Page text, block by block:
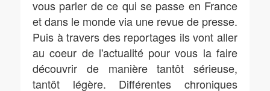
vous parler de ce qui se passe en France
et dans le monde via une revue de presse.
Puis à travers des reportages ils vont aller
au coeur de l'actualité pour vous la faire
découvrir de manière tantôt sérieuse,
tantôt légère. Différentes chroniques